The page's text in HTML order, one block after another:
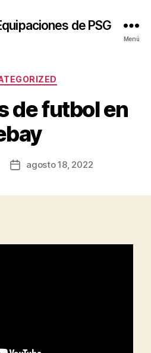
de PSG
Menú
Categorías
de futbol en
Fechaagosto 18, 2022